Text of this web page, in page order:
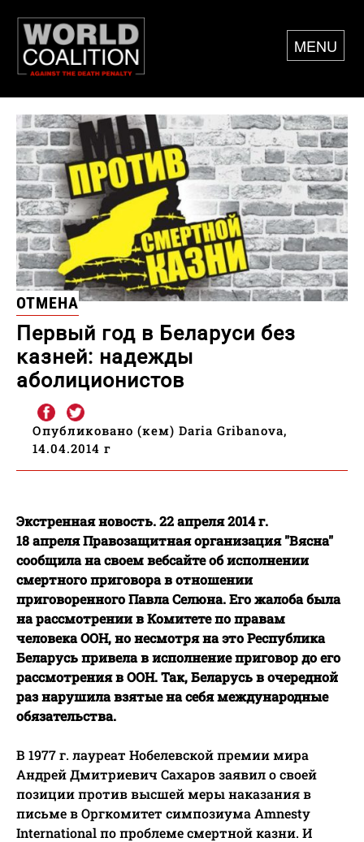
MENU
Первый год в Беларуси без
казней: надежды
аболиционистов
ОТМЕНА
Опубликовано (кем) Daria Gribanova,
14.04.2014 г
Экстренная новость. 22 апреля 2014 г.
18 апреля Правозащитная организация "Вясна"
сообщила на своем вебсайте об исполнении
смертного приговора в отношении
приговоренного Павла Селюна. Его жалоба была
на рассмотрении в Комитете по правам
человека ООН, но несмотря на это Республика
Беларусь привела в исполнение приговор до его
рассмотрения в ООН. Так, Беларусь в очередной
раз нарушила взятые на себя международные
обязательства.
В 1977 г. лауреат Нобелевской премии мира
Андрей Дмитриевич Сахаров заявил о своей
позиции против высшей меры наказания в
письме в Оргкомитет симпозиума Amnesty
International по проблеме смертной казни. И